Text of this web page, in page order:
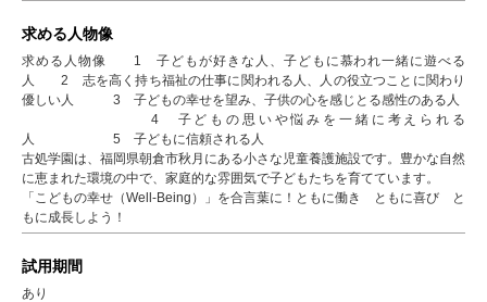
求める人物像
求める人物像 1 子どもが好きな人、子どもに慕われ一緒に遊べる
人 2 志を高く持ち福祉の仕事に関われる人、人の役立つことに関わり
優しい人 3 子どもの幸せを望み、子供の心を感じとる感性のある人
4 子どもの思いや悩みを一緒に考えられる
人 5 子どもに信頼される人
古処学園は、福岡県朝倉市秋月にある小さな児童養護施設です。豊かな自然
に恵まれた環境の中で、家庭的な雰囲気で子どもたちを育てています。
「こどもの幸せ（Well-Being）」を合言葉に！ともに働き ともに喜び と
もに成長しよう！
試用期間
あり